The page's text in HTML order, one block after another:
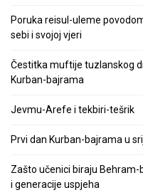
Poruka reisul-uleme
sebi i svojoj vjeri
Čestitka muftije tuzlanskog
Kurban-bajrama
Jevmu-Arefe i tekbiri-tešrik
Prvi dan Kurban-bajrama u
Zašto učenici biraju
i generacije uspjeha